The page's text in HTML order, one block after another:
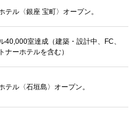
テル〈銀座 宝町〉オープン。
40,000室達成（建築・設計中、FC、
ナーホテルを含む）
テル〈石垣島〉オープン。